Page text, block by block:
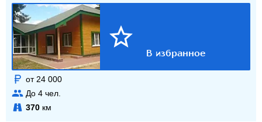
от 24 000
До 4 чел.
370 км